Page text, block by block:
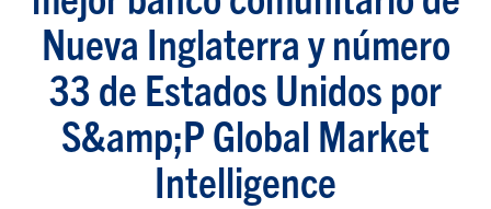
Nueva Inglaterra y número
33 de Estados Unidos por
S&amp;P Global Market
Intelligence